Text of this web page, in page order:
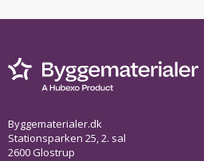
Byggematerialer.dk
Stationsparken 25, 2. sal
2600 Glostrup